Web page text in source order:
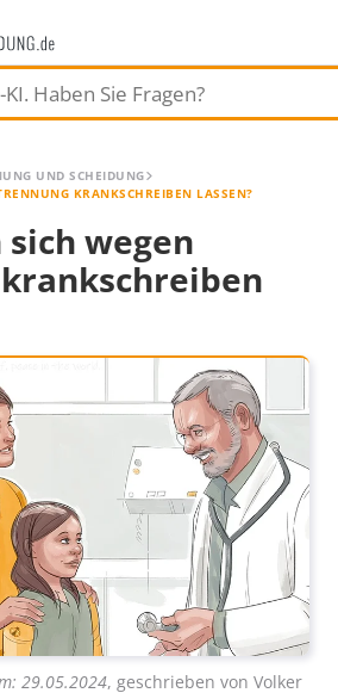
UND SCHEIDUNG
KRANKSCHREIBEN LASSEN?
wegen
29.05.2024, geschrieben von Volker